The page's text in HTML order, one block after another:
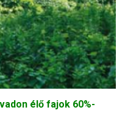
élő fajok 60%-